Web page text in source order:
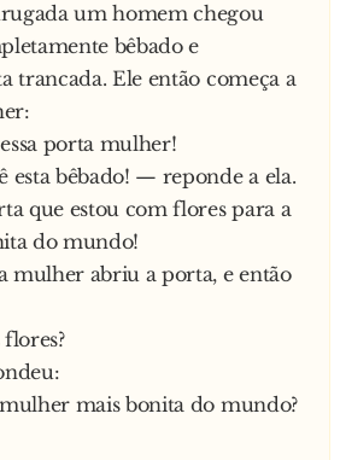
o telefone toca novamente:
entedi direito? O bar só
oito horas?
horas. - e bate o telefone,
o telefone toca
não dá pra senhor abrir...
senhor não consegue esperar
um homem chegou
bêbado e
trancada. Ele então começa a
porta mulher!
esta bêbado! — reponde a ela.
que estou com flores para a
do mundo!
mulher abriu a porta, e então
mais bonita do mundo?